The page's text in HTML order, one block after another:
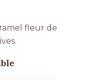
fleur de